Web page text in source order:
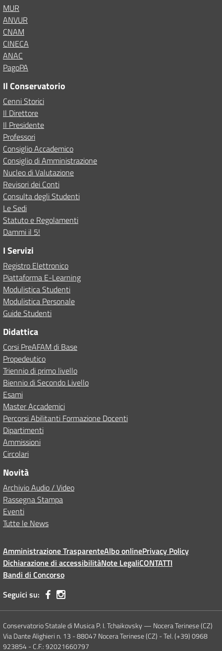
MUR
ANVUR
CNAM
CINECA
ANAC
PagoPA
Il Conservatorio
Cenni Storici
Il Direttore
Il Presidente
Professori
Consiglio Accademico
Consiglio di Amministrazione
Nucleo di Valutazione
Revisori dei Conti
Consulta degli Studenti
Le Sedi
Statuto e Regolamenti
Dammi il 5!
I Servizi
Registro Elettronico
Piattaforma E-Learning
Modulistica Studenti
Modulistica Personale
Guide Studenti
Didattica
Corsi PreAFAM di Base
Propedeutico
Triennio di primo livello
Biennio di Secondo Livello
Esami
Master Accademici
Percorsi Abilitanti Formazione Docenti
Dipartimenti
Ammissioni
Circolari
Novità
Archivio Audio / Video
Rassegna Stampa
Eventi
Tutte le News
Amministrazione TrasparenteAlbo onlinePrivacy Policy
Dichiarazione di accessibilitàNote LegaliCONTATTI
Bandi di Concorso
Seguici su:
Conservatorio Statale di Musica P. I. Tchaikovsky — Nocera Terinese (CZ)
Via Dante Alighieri n. 13 - 88047 Nocera Terinese (CZ) - Tel. (+39) 0968
923854 - C.F.: 92021660797